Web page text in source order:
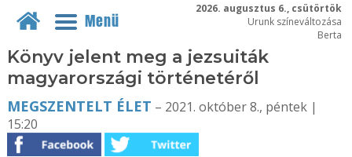
2026. augusztus 6., csütörtök
Urunk színeváltozása
Berta
Menü
Könyv jelent meg a jezsuiták
magyarországi történetéről
MEGSZENTELT ÉLET – 2021. október 8., péntek |
15:20